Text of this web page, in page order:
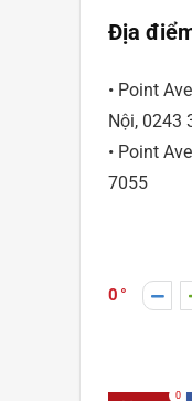
Địa
• Point
Nội, 0243
• Point
7055
0
0